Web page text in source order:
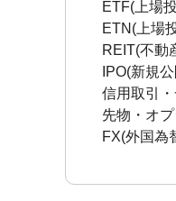
ETF(上場
ETN(上場
REIT(不動
IPO(新規
信用取引
先物・オ
FX(外国為